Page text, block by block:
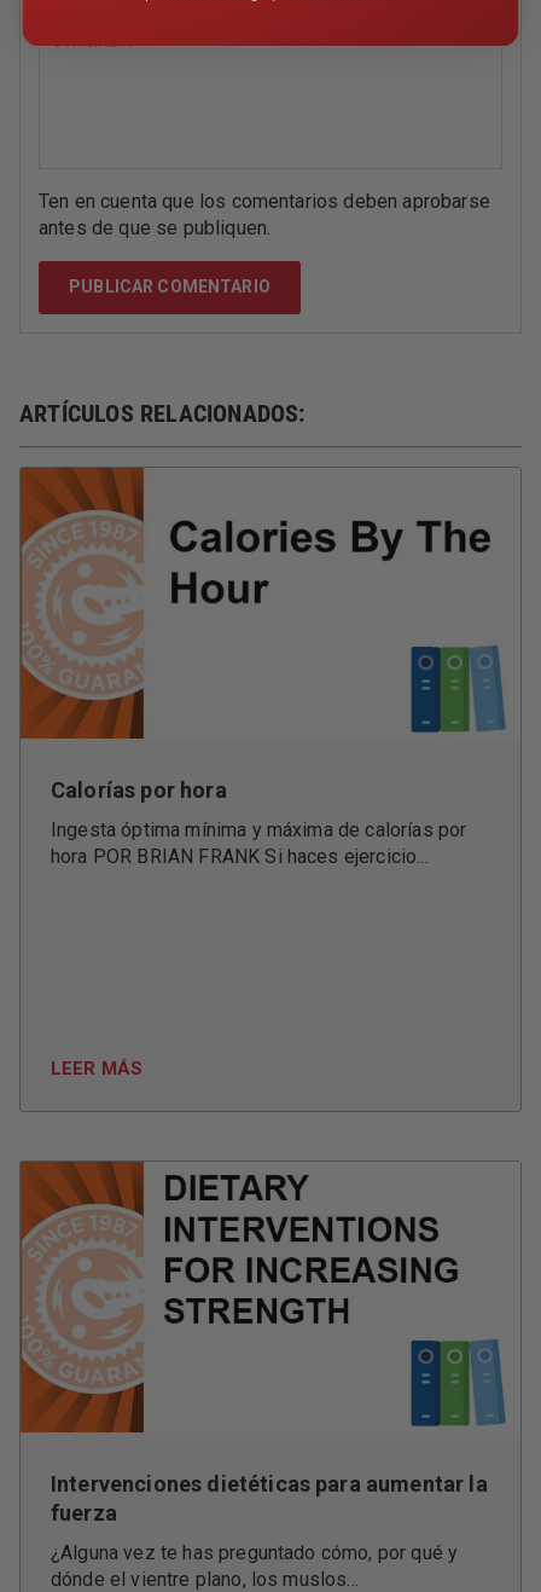
Ten en cuenta que los comentarios deben aprobarse
antes de que se publiquen.
ARTÍCULOS RELACIONADOS:
Calorías por hora
Ingesta óptima mínima y máxima de calorías por
hora POR BRIAN FRANK Si haces ejercicio...
LEER MÁS
Intervenciones dietéticas para aumentar la
fuerza
¿Alguna vez te has preguntado cómo, por qué y
dónde el vientre plano, los muslos...